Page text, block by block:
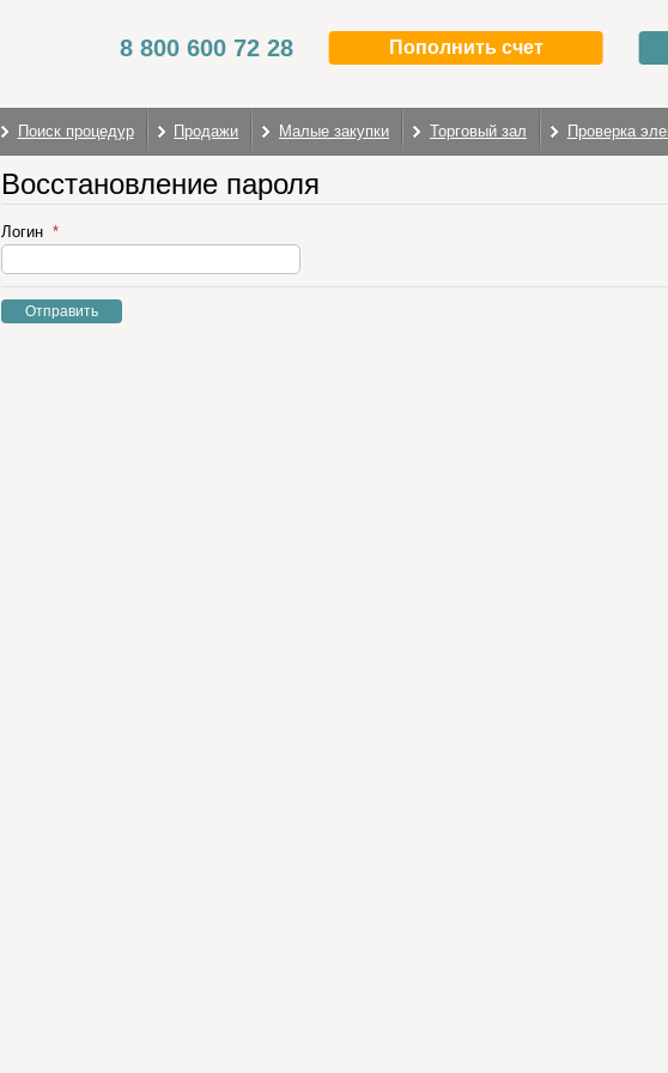
8 800 600 72 28 Пополнить счет
Поиск процедур Продажи Малые закупки Торговый зал Проверка
Восстановление пароля
Логин
Отправить